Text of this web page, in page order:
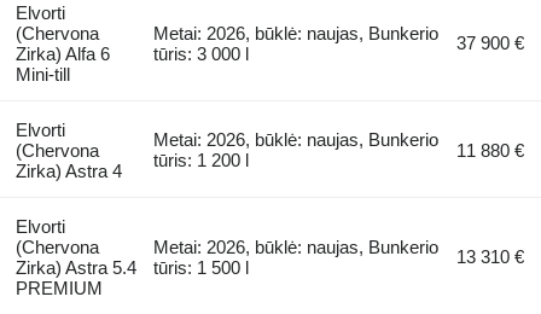
Elvorti
(Chervona
Zirka) Alfa 6
Mini-till
Metai: 2026, būklė: naujas, Bunkerio
tūris: 3 000 l
37 900 €
Elvorti
(Chervona
Zirka) Astra 4
Metai: 2026, būklė: naujas, Bunkerio
tūris: 1 200 l
11 880 €
Elvorti
(Chervona
Zirka) Astra 5.4
PREMIUM
Metai: 2026, būklė: naujas, Bunkerio
tūris: 1 500 l
13 310 €